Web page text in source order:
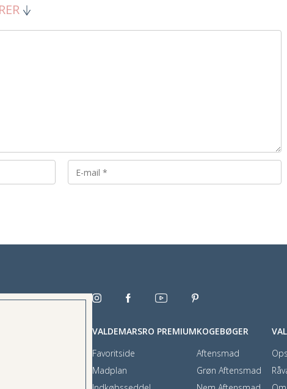
VALDEMARSRO PREMIUM
Favoritside
Madplan
KOGEBØGER
Aftensmad
Grøn Aftensmad